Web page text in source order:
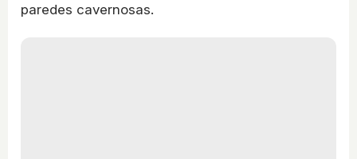
paredes cavernosas.